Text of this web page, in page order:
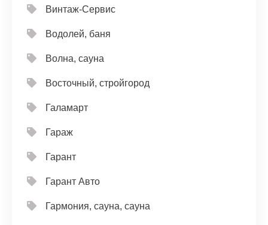
Винтаж-Сервис
Водолей, баня
Волна, сауна
Восточный, стройгород
Галамарт
Гараж
Гарант
Гарант Авто
Гармония, сауна, сауна